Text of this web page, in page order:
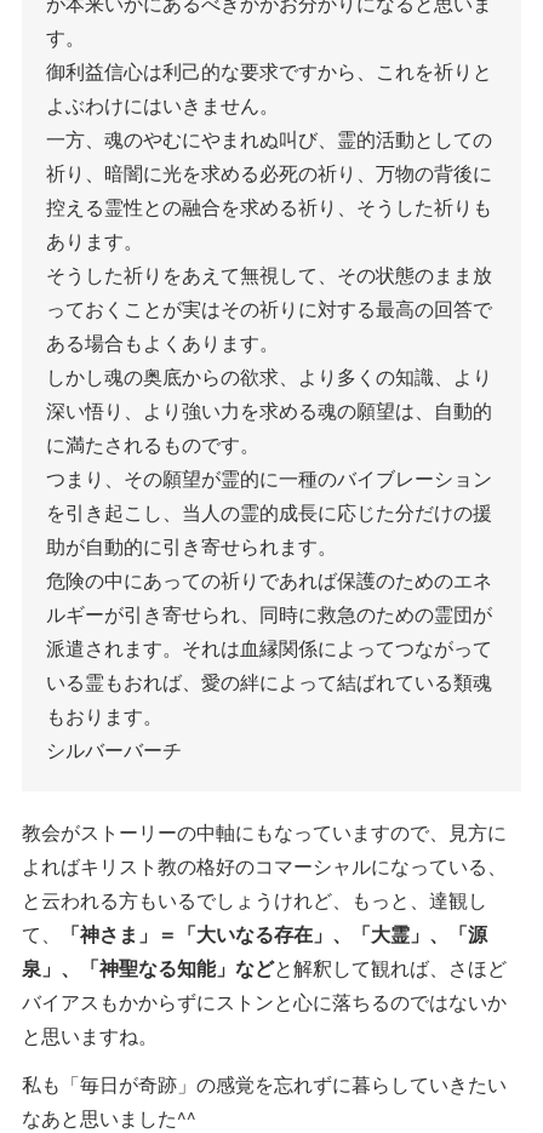
す。
御利益信心は利己的な要求ですから、これを祈りと
よぶわけにはいきません。
一方、魂のやむにやまれぬ叫び、霊的活動としての
祈り、暗闇に光を求める必死の祈り、万物の背後に
控える霊性との融合を求める祈り、そうした祈りも
あります。
そうした祈りをあえて無視して、その状態のまま放
っておくことが実はその祈りに対する最高の回答で
ある場合もよくあります。
しかし魂の奥底からの欲求、より多くの知識、より
深い悟り、より強い力を求める魂の願望は、自動的
に満たされるものです。
つまり、その願望が霊的に一種のバイブレーション
を引き起こし、当人の霊的成長に応じた分だけの援
助が自動的に引き寄せられます。
危険の中にあっての祈りであれば保護のためのエネ
ルギーが引き寄せられ、同時に救急のための霊団が
派遣されます。それは血縁関係によってつながって
いる霊もおれば、愛の絆によって結ばれている類魂
もおります。
シルバーバーチ
教会がストーリーの中軸にもなっていますので、見方に
よればキリスト教の格好のコマーシャルになっている、
と云われる方もいるでしょうけれど、もっと、達観し
て、
「神さま」＝「大いなる存在」、「大霊」、「源
泉」、「神聖なる知能」などと解釈して観れば、さほど
バイアスもかからずにストンと心に落ちるのではないか
と思いますね。
私も「毎日が奇跡」の感覚を忘れずに暮らしていきたい
なあと思いました^^